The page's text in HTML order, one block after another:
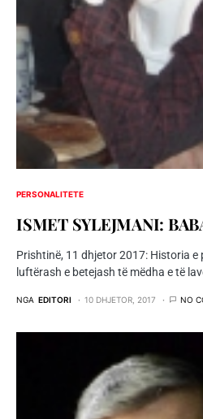
PERSONALITETE
ISMET SYLEJMANI:
Prishtinë, 11 dhjetor 2017: Historia
luftërash e betejash të mëdha e të
NGA EDITORI 10 DHJETOR, 2017 NO